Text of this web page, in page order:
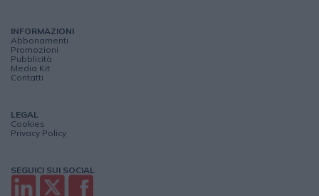
INFORMAZIONI
Abbonamenti
Promozioni
Pubblicità
Media Kit
Contatti
LEGAL
Cookies
Privacy Policy
SEGUICI SUI SOCIAL